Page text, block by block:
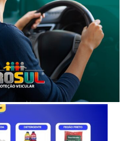
é preso em Orleans